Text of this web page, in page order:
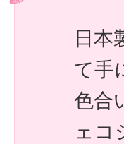
日本
て手
色合
ェコ